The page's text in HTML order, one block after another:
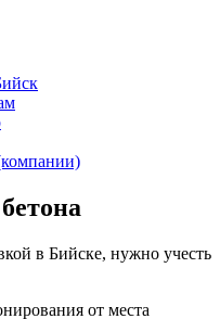
в Бийске, нужно учесть
от места